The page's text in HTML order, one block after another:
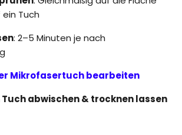
Tuch
: 2–5 Minuten je nach
Mikrofasertuch bearbeiten
abwischen & trocknen lassen